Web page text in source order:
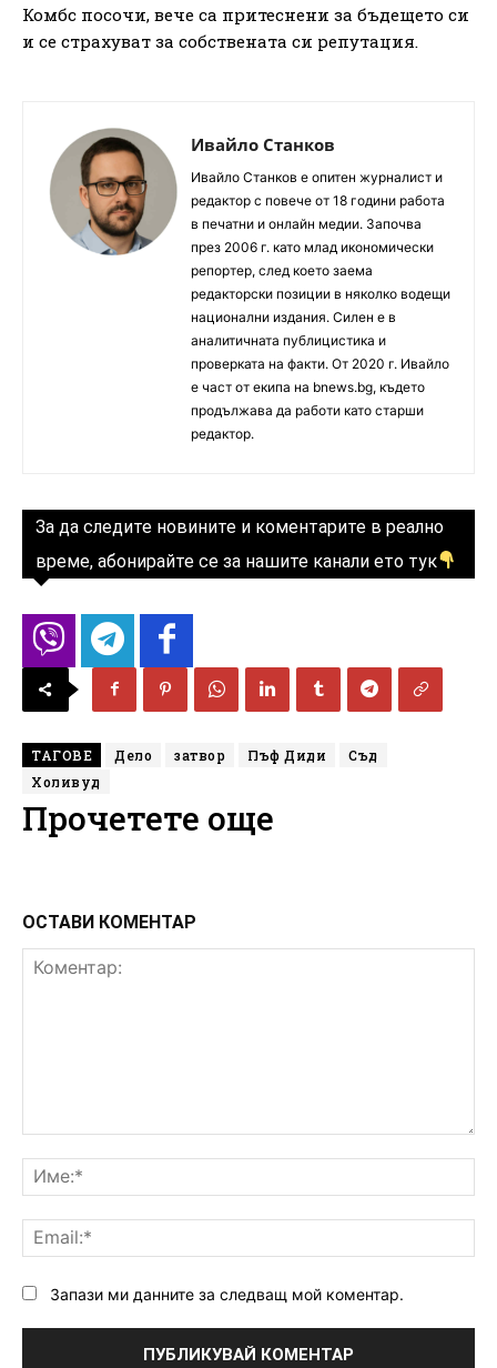
Комбс посочи, вече са притеснени за бъдещето си
и се страхуват за собствената си репутация.
Ивайло Станков
Ивайло Станков е опитен журналист и
редактор с повече от 18 години работа
в печатни и онлайн медии. Започва
през 2006 г. като млад икономически
репортер, след което заема
редакторски позиции в няколко водещи
национални издания. Силен е в
аналитичната публицистика и
проверката на факти. От 2020 г. Ивайло
е част от екипа на bnews.bg, където
продължава да работи като старши
редактор.
За да следите новините и коментарите в реално
време, абонирайте се за нашите канали ето тук
ТАГОВЕ Дело затвор Пъф Диди
Съд
Холивуд
Прочетете още
ОСТАВИ КОМЕНТАР
Запази ми данните за следващ мой коментар.